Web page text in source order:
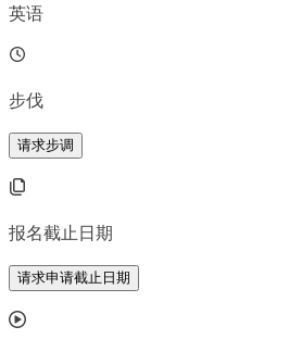
英语
步伐
请求步调
报名截止日期
请求申请截止日期